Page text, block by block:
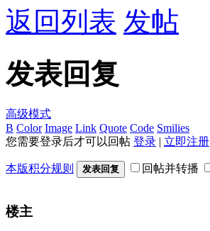
返回列表 发帖
发表回复
高级模式
B Color Image Link Quote Code Smilies
您需要登录后才可以回帖 登录 | 立即注册
本版积分规则 发表回复 回帖并转播
楼主